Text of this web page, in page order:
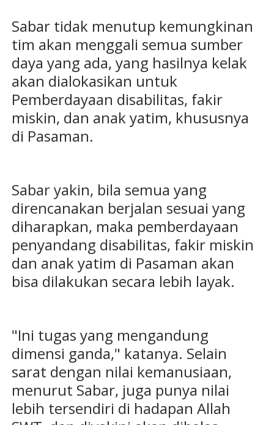
Sabar tidak menutup kemungkinan
tim akan menggali semua sumber
daya yang ada, yang hasilnya kelak
akan dialokasikan untuk
Pemberdayaan disabilitas, fakir
miskin, dan anak yatim, khususnya
di Pasaman.
Sabar yakin, bila semua yang
direncanakan berjalan sesuai yang
diharapkan, maka pemberdayaan
penyandang disabilitas, fakir miskin
dan anak yatim di Pasaman akan
bisa dilakukan secara lebih layak.
"Ini tugas yang mengandung
dimensi ganda," katanya. Selain
sarat dengan nilai kemanusiaan,
menurut Sabar, juga punya nilai
lebih tersendiri di hadapan Allah